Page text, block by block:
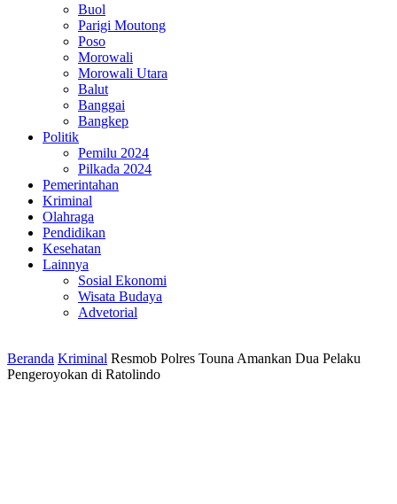
Buol
Parigi Moutong
Poso
Morowali
Morowali Utara
Balut
Banggai
Bangkep
Politik
Pemilu 2024
Pilkada 2024
Pemerintahan
Kriminal
Olahraga
Pendidikan
Kesehatan
Lainnya
Sosial Ekonomi
Wisata Budaya
Advetorial
Beranda Kriminal Resmob Polres Touna Amankan Dua Pelaku
Pengeroyokan di Ratolindo